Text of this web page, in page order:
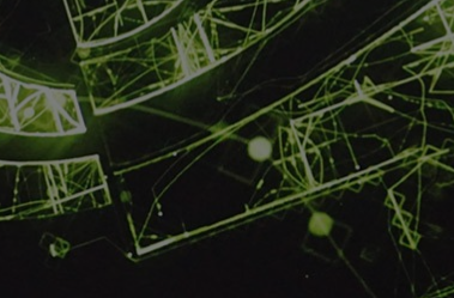
行加速，因其提供了优异的性能和可扩展性，并极
用了无阻塞胖树拓扑，确保了系统中任意节点间的
杜伦大学DiRAC内存密集型服务技术经理Alastair
模仿真，持续探索并理解宇宙起源，以及人类在宇
仿真所需要的带宽的网络，使这项研究终于成为
的持续合作来不断推进超级计算领域发展的一个例